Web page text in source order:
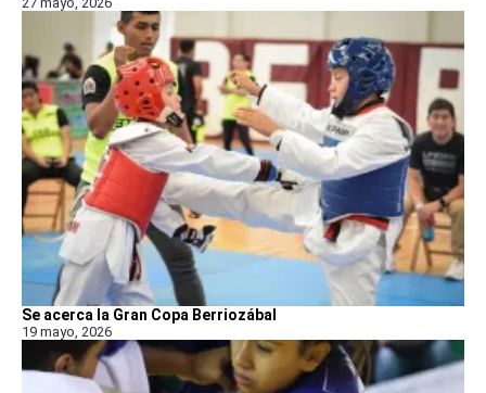
Se acerca la Gran Copa Berriozábal
19 mayo, 2026